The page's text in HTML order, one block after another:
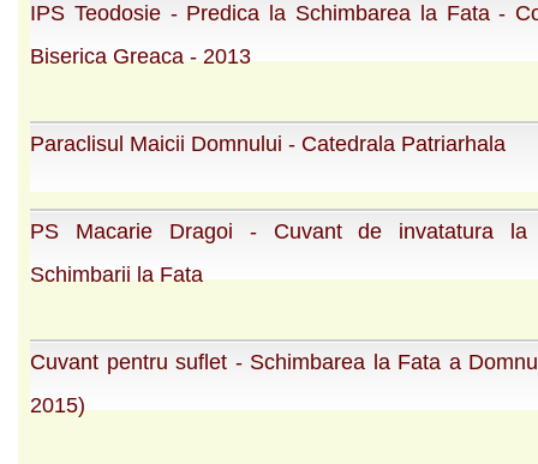
IPS Teodosie - Predica la Schimbarea la Fata -
Biserica Greaca - 2013
Paraclisul Maicii Domnului - Catedrala Patriarhala
PS Macarie Dragoi - Cuvant de invatatura la
Schimbarii la Fata
Cuvant pentru suflet - Schimbarea la Fata a
2015)